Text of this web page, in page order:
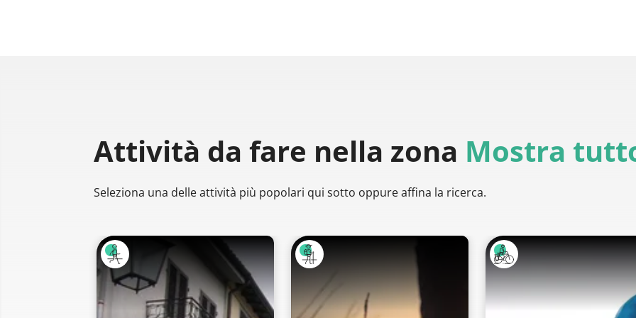
Attività da fare nella zona Mostra
Seleziona una delle attività più popolari qui sotto oppure affina la ricerca.